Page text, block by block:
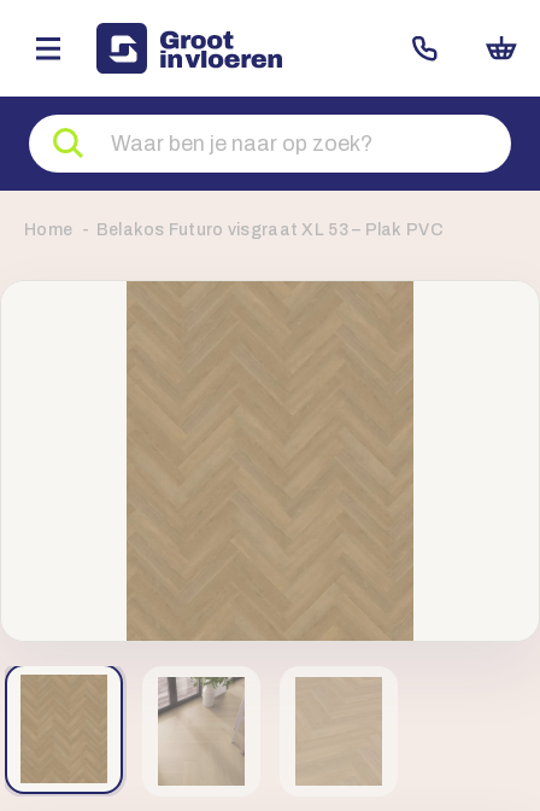
Zoeken
naar
producten
Home Belakos Futuro visgraat XL 53 – Plak PVC